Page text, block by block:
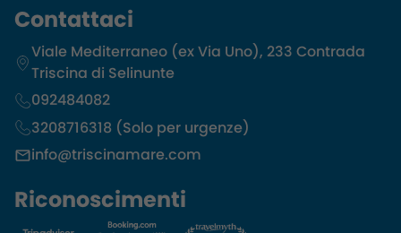
Contattaci
Viale Mediterraneo (ex Via Uno), 233 Contrada
Triscina di Selinunte
092484082
3208716318 (Solo per urgenze)
info@triscinamare.com
Riconoscimenti